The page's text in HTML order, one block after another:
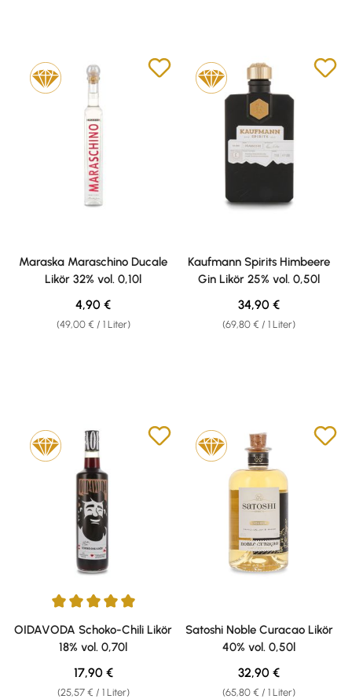
Maraska Maraschino Ducale
Likör 32% vol. 0,10l
(49,00 € / 1 Liter)
Regulärer Preis:
4,90 €
Kaufmann Spirits Himbeere
Gin Likör 25% vol. 0,50l
(69,80 € / 1 Liter)
Regulärer Preis:
34,90 €
Durchschnittliche Bewertung von 5 von 5 Sternen
OIDAVODA Schoko-Chili Likör
18% vol. 0,70l
(25,57 € / 1 Liter)
Regulärer Preis:
17,90 €
Satoshi Noble Curacao Likör
40% vol. 0,50l
(65,80 € / 1 Liter)
Regulärer Preis:
32,90 €